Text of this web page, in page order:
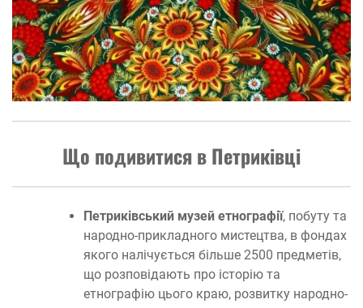
Що подивитися в Петриківці
Петриківський музей етнографії, побуту та
народно-прикладного мистецтва, в фондах
якого налічується більше 2500 предметів,
що розповідають про історію та
етнографію цього краю, розвитку народно-